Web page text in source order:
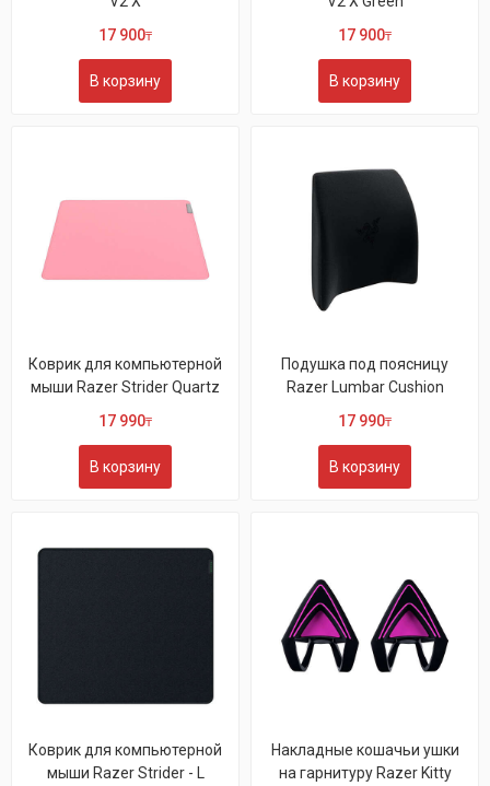
17 900₸
В корзину
17 900₸
В корзину
Коврик для компьютерной
мыши Razer Strider Quartz
17 990₸
В корзину
Подушка под поясницу
Razer Lumbar Cushion
17 990₸
В корзину
Коврик для компьютерной
мыши Razer Strider - L
Накладные кошачьи ушки
на гарнитуру Razer Kitty